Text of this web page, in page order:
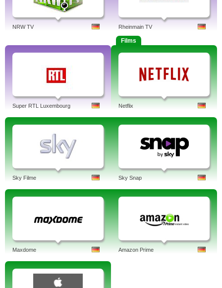
NRW TV Rheinmain TV
Super RTL Luxembourg
Films
Netflix
Sky Filme Sky Snap
Maxdome Amazon Prime